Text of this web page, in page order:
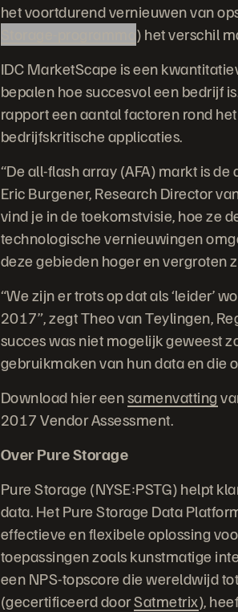
het voortdurend vernieuwen van
) het verschil
IDC MarketScape is een
bepalen hoe succesvol een bedrijf
rapport een aantal factoren rond
bedrijfskritische applicaties.
“De all-flash array (AFA) markt is
Eric Burgener, Research Director
vind je in de toekomstvisie, hoe ze
technologische vernieuwingen
deze gebieden hoger en vergroten
“We zijn er trots op dat als ‘leider’
2017”, zegt Theo van Teylingen,
succes was niet mogelijk geweest
gebruikmaken van hun data en die
Download hier eensamenvatting
2017 Vendor Assessment.
Over Pure Storage
Pure Storage (NYSE:PSTG) helpt
data. Het Pure Storage Data
effectieve en flexibele oplossing
toepassingen zoals kunstmatige
een NPS-topscore die wereldwijd
(gecertificeerd doorSatmetrix),